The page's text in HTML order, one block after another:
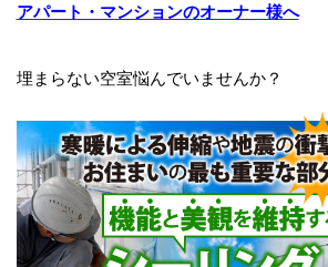
アパート・マンションのオーナー様へ
埋まらない空室悩んでいませんか？